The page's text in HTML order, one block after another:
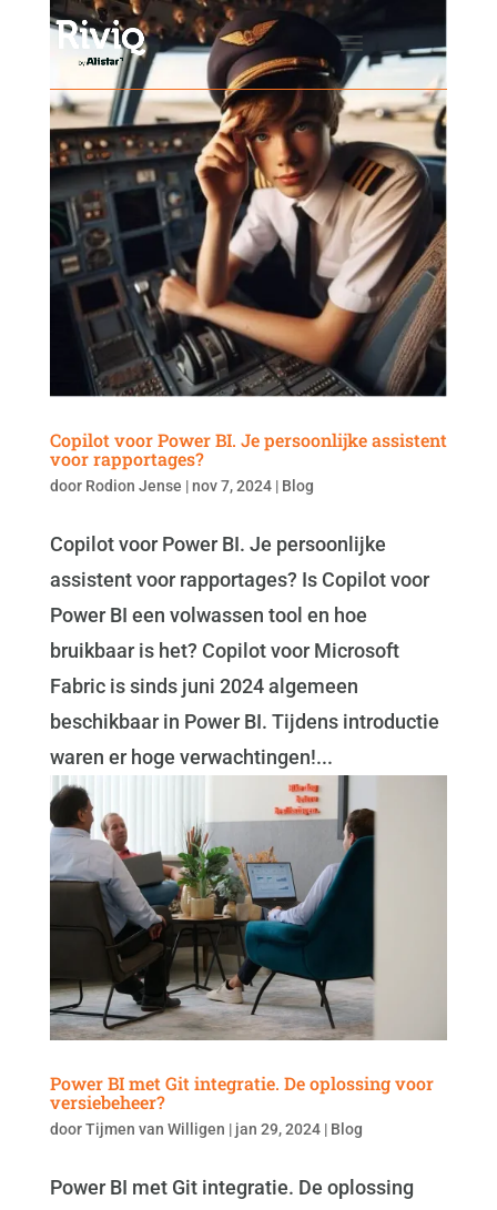
Copilot voor Power BI. Je persoonlijke assistent
voor rapportages?
door Rodion Jense |nov 7, 2024| Blog
Copilot voor Power BI. Je persoonlijke
assistent voor rapportages? Is Copilot voor
Power BI een volwassen tool en hoe
bruikbaar is het? Copilot voor Microsoft
Fabric is sinds juni 2024 algemeen
beschikbaar in Power BI. Tijdens introductie
waren er hoge verwachtingen!...
Power BI met Git integratie. De oplossing voor
versiebeheer?
doorTijmen van Willigen | jan 29, 2024| Blog
Power BI met Git integratie. De oplossing